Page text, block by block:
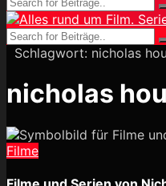
Schlagwort: nicholas
nicholas
Filme